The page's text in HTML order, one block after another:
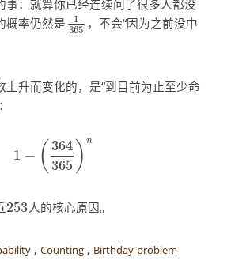
事：就算你已经连续问了很多人都没
概率仍然是
1
365
1365，不会“因为之前没中
上升而变化的，是“到目前为止至少命
1 − ( 364
365 ) n
1−( 364365 )n
253
253人的核心原因。
, Counting, Birthday-problem